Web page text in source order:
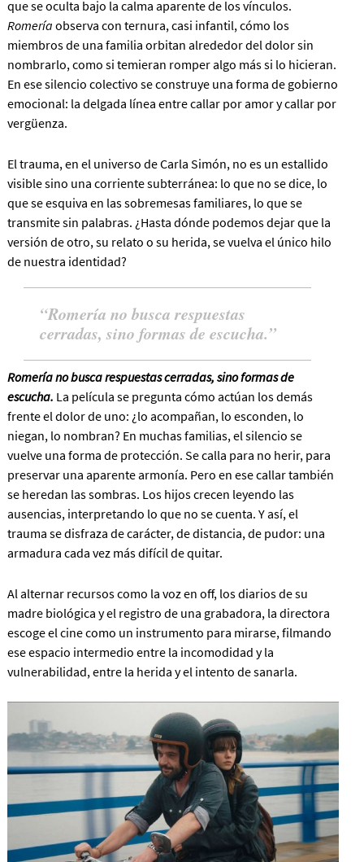
que se oculta bajo la calma aparente de los vínculos.
Romería observa con ternura, casi infantil, cómo los
miembros de una familia orbitan alrededor del dolor sin
nombrarlo, como si temieran romper algo más si lo hicieran.
En ese silencio colectivo se construye una forma de gobierno
emocional: la delgada línea entre callar por amor y callar por
vergüenza.
El trauma, en el universo de Carla Simón, no es un estallido
visible sino una corriente subterránea: lo que no se dice, lo
que se esquiva en las sobremesas familiares, lo que se
transmite sin palabras. ¿Hasta dónde podemos dejar que la
versión de otro, su relato o su herida, se vuelva el único hilo
de nuestra identidad?
Romería no busca respuestas
cerradas, sino formas de escucha.
Romería no busca respuestas cerradas, sino formas de
escucha. La película se pregunta cómo actúan los demás
frente el dolor de uno: ¿lo acompañan, lo esconden, lo
niegan, lo nombran? En muchas familias, el silencio se
vuelve una forma de protección. Se calla para no herir, para
preservar una aparente armonía. Pero en ese callar también
se heredan las sombras. Los hijos crecen leyendo las
ausencias, interpretando lo que no se cuenta. Y así, el
trauma se disfraza de carácter, de distancia, de pudor: una
armadura cada vez más difícil de quitar.
Al alternar recursos como la voz en off, los diarios de su
madre biológica y el registro de una grabadora, la directora
escoge el cine como un instrumento para mirarse, filmando
ese espacio intermedio entre la incomodidad y la
vulnerabilidad, entre la herida y el intento de sanarla.